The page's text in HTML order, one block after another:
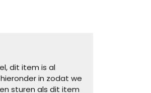
dit item is al
in zodat we
sturen als dit item